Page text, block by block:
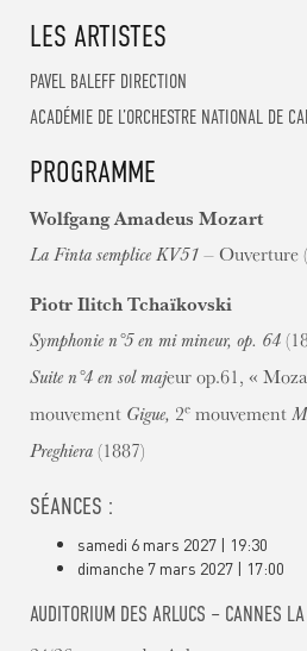
LES ARTISTES
PAVEL BALEFF DIRECTION
ACADÉMIE DE L’ORCHESTRE NATIONAL DE
PROGRAMME
Wolfgang Amadeus Mozart
La Finta semplice KV51 – Ouverture
Piotr Ilitch Tchaïkovski
Symphonie n°5 en mi mineur, op. 64
Suite n°4 en sol majeur op.61, «
mouvement Gigue, 2e mouvement
Preghiera (1887)
SÉANCES :
samedi 6 mars 2027 | 19:30
dimanche 7 mars 2027 | 17:00
AUDITORIUM DES ARLUCS – CANNES LA